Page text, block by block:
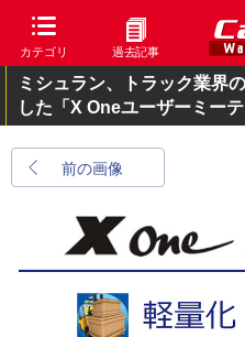
カテゴリ 過去記事
ミシュラン、トラック業界
した「X Oneユーザーミー
前の画像